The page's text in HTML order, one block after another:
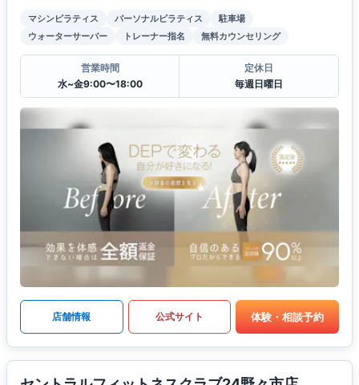
マシンピラティス パーソナルピラティス
駐車場
ウォーターサーバー
トレーナー指名 無料カウンセリング
営業時間
水~金9:00〜18:00
定休日
毎週日曜日
店舗情報 公式サイト 体験・相談予約